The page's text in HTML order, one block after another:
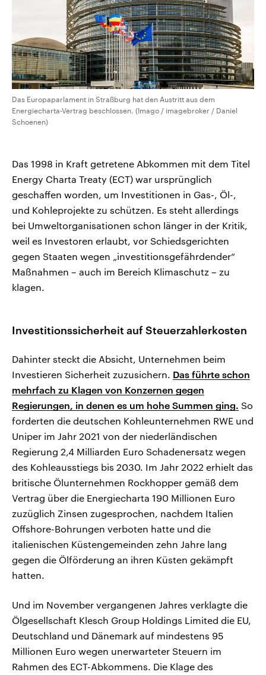
Das Europaparlament in Straßburg hat den Austritt aus dem
Energiecharta-Vertrag beschlossen. (Imago / imagebroker / Daniel
Schoenen)
Das 1998 in Kraft getretene Abkommen mit dem Titel
Energy Charta Treaty (ECT) war ursprünglich
geschaffen worden, um Investitionen in Gas-, Öl-,
und Kohleprojekte zu schützen. Es steht allerdings
bei Umweltorganisationen schon länger in der Kritik,
weil es Investoren erlaubt, vor Schiedsgerichten
gegen Staaten wegen „investitionsgefährdender“
Maßnahmen – auch im Bereich Klimaschutz – zu
klagen.
Investitionssicherheit auf Steuerzahlerkosten
Dahinter steckt die Absicht, Unternehmen beim
Investieren Sicherheit zuzusichern. Das führte schon
mehrfach zu Klagen von Konzernen gegen
Regierungen, in denen es um hohe Summen ging. So
forderten die deutschen Kohleunternehmen RWE und
Uniper im Jahr 2021 von der niederländischen
Regierung 2,4 Milliarden Euro Schadenersatz wegen
des Kohleausstiegs bis 2030. Im Jahr 2022 erhielt das
britische Ölunternehmen Rockhopper gemäß dem
Vertrag über die Energiecharta 190 Millionen Euro
zuzüglich Zinsen zugesprochen, nachdem Italien
Offshore-Bohrungen verboten hatte und die
italienischen Küstengemeinden zehn Jahre lang
gegen die Ölförderung an ihren Küsten gekämpft
hatten.
Und im November vergangenen Jahres verklagte die
Ölgesellschaft Klesch Group Holdings Limited die EU,
Deutschland und Dänemark auf mindestens 95
Millionen Euro wegen unerwarteter Steuern im
Rahmen des ECT-Abkommens. Die Klage des